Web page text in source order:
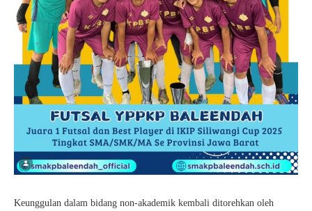
Keunggulan dalam bidang non-akademik kembali ditorehkan oleh